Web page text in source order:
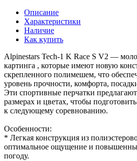
Описание
Характеристики
Наличие
Как купить
Alpinestars Tech-1 K Race S V2 —
картинга , которые имеют новую
скрепленного полимешем, что
уровень прочности, комфорта,
Эти спортивные перчатки
размерах и цветах, чтобы
к следующему соревнованию.
Особенности:
* Легкая конструкция из
оптимальное ощущение и
погоду.